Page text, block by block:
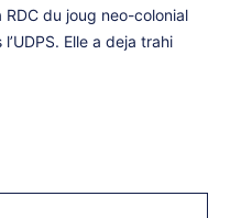
du joug neo-colonial
Elle a deja trahi